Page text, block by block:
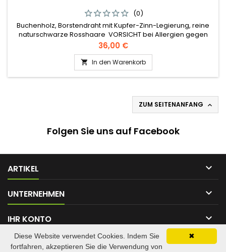
(0)
Buchenholz, Borstendraht mit Kupfer-Zinn-Legierung, reine
naturschwarze Rosshaare VORSICHT bei Allergien gegen
Kupfer / Zinn
Preis
36,00 €
 In den Warenkorb
ZUM SEITENANFANG 
Folgen Sie uns auf Facebook
ARTIKEL 
UNTERNEHMEN 
IHR KONTO 
KONTAKT 
✖
Diese Website verwendet Cookies. Indem Sie
fortfahren, akzeptieren Sie die Verwendung von